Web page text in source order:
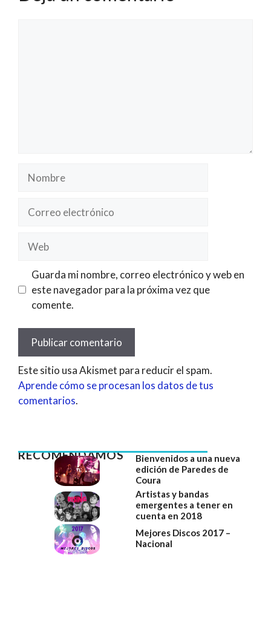
Nombre
Correo
electrónico
Web
Guarda mi nombre, correo electrónico y web en
este navegador para la próxima vez que
comente.
Este sitio usa Akismet para reducir el spam.
Aprende cómo se procesan los datos de tus
comentarios.
RECOMENDAMOS
Bienvenidos a una nueva
edición de Paredes de
Coura
Artistas y bandas
emergentes a tener en
cuenta en 2018
Mejores Discos 2017 –
Nacional